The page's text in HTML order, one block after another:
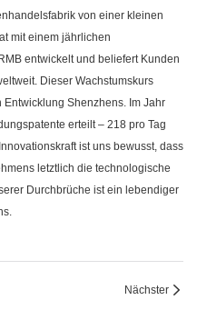
von einer kleinen
mit einem jährlichen
entwickelt und beliefert Kunden
Dieser Wachstumskurs
Shenzhens. Im Jahr
erteilt – 218 pro Tag
ist uns bewusst, dass
letztlich die technologische
Durchbrüche ist ein lebendiger
Nächster